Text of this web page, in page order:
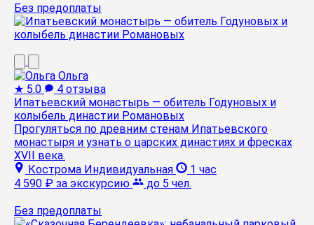
Без предоплаты
Ольга
★ 5.0
4 отзыва
Ипатьевский монастырь — обитель Годуновых и
колыбель династии Романовых
Прогуляться по древним стенам Ипатьевского
монастыря и узнать о царских династиях и фресках
XVII века.
Кострома Индивидуальная
1 час
4 590 ₽ за экскурсию до 5 чел.
Без предоплаты